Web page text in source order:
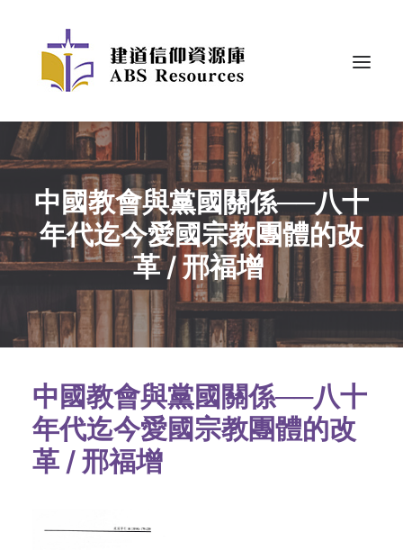
中國教會與黨國關係──八十
年代迄今愛國宗教團體的改
革 / 邢福增
中國教會與黨國關係──八十
年代迄今愛國宗教團體的改
革 / 邢福增